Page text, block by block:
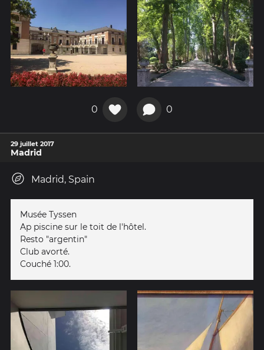
0 0
29 juillet 2017
Madrid
Madrid, Spain
Musée Tyssen
Ap piscine sur le toit de l'hôtel.
Resto "argentin"
Club avorté.
Couché 1:00.